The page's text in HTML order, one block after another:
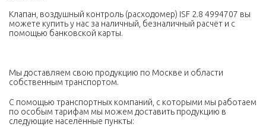
Клапан, воздушный контроль (расходомер) ISF 2.8 4994707 вы
можете купить у нас за наличный, безналичный расчёт и с
помощью банковской карты.
Мы доставляем свою продукцию по Москве и области
собственным транспортом.
С помощью транспортных компаний, с которыми мы работаем
по особым тарифам мы можем доставить продукцию в
следующие населённые пункты: